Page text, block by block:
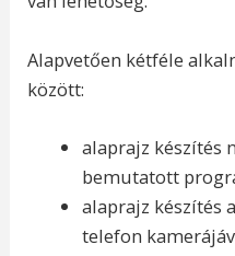
Alapvetően kétféle
között:
alaprajz készítés
bemutatott
alaprajz készítés
telefon